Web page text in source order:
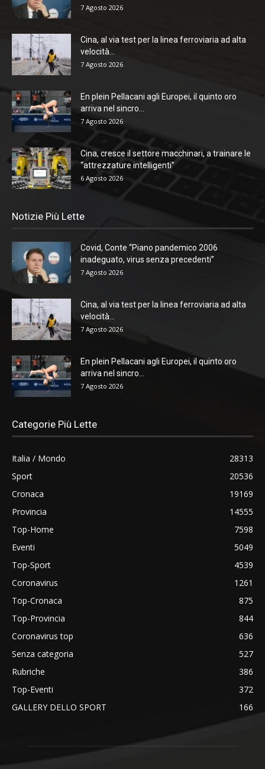
7 Agosto 2026
Cina, al via test per la linea ferroviaria ad alta
velocità...
7 Agosto 2026
En plein Pellacani agli Europei, il quinto oro
arriva nel sincro...
7 Agosto 2026
Cina, cresce il settore macchinari, a trainare le
“attrezzature intelligenti”
6 Agosto 2026
Notizie Più Lette
Covid, Conte “Piano pandemico 2006
inadeguato, virus senza precedenti”
7 Agosto 2026
Cina, al via test per la linea ferroviaria ad alta
velocità...
7 Agosto 2026
En plein Pellacani agli Europei, il quinto oro
arriva nel sincro...
7 Agosto 2026
Categorie Più Lette
Italia / Mondo
28313
Sport
20536
Cronaca
19169
Provincia
14555
Top-Home
7598
Eventi
5049
Top-Sport
4539
Coronavirus
1261
Top-Cronaca
875
Top-Provincia
844
Coronavirus top
636
Senza categoria
527
Rubriche
386
Top-Eventi
372
GALLERY DELLO SPORT
166